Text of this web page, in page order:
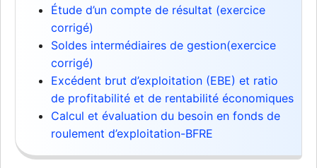
Étude d’un compte de résultat (exercice
corrigé)
Soldes intermédiaires de gestion(exercice
corrigé)
Excédent brut d’exploitation (EBE) et ratio
de profitabilité et de rentabilité économiques
Calcul et évaluation du besoin en fonds de
roulement d’exploitation-BFRE